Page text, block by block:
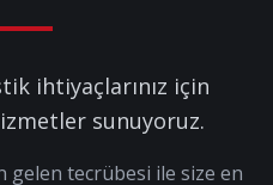
ihtiyaçlarınız için
sunuyoruz.
gelen tecrübesi ile size en